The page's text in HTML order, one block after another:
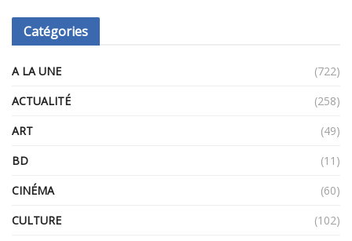
Catégories
A LA UNE
(722)
ACTUALITÉ
(258)
ART
(49)
BD
(11)
CINÉMA
(60)
CULTURE
(102)